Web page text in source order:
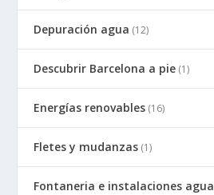
Depuración agua (12)
Descubrir Barcelona a pie (1)
Energías renovables (16)
Fletes y mudanzas (1)
Fontaneria e instalaciones agua